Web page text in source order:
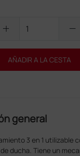
add remove
AÑADIR A LA CESTA
general
3 en 1 utilizable
ducha. Tiene un